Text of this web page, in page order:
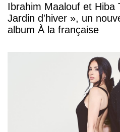
Ibrahim Maalouf et Hiba
Jardin d'hiver », un
album À la française